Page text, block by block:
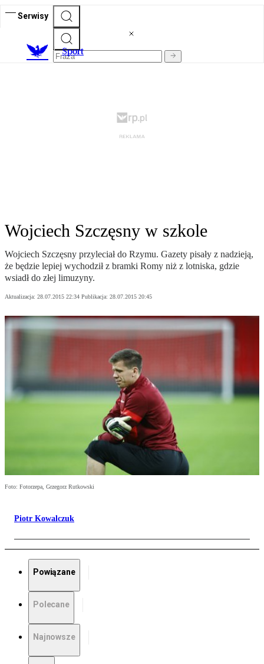
Serwisy
Sport
Wojciech Szczęsny w szkole
Wojciech Szczęsny przyleciał do Rzymu. Gazety pisały z nadzieją,
że będzie lepiej wychodził z bramki Romy niż z lotniska, gdzie
wsiadł do złej limuzyny.
Aktualizacja: 28.07.2015 22:34 Publikacja: 28.07.2015 20:45
Foto: Fotorzepa, Grzegorz Rutkowski
Piotr Kowalczuk
Powiązane
Polecane
Najnowsze